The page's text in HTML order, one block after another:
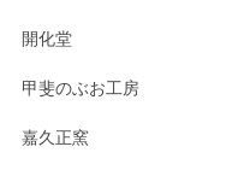
開化堂
甲斐のぶお工房
嘉久正窯